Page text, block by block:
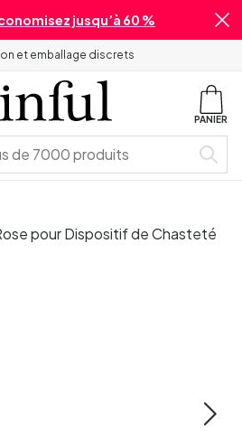
jusqu’à 60 %
et emballage discrets
PANIER